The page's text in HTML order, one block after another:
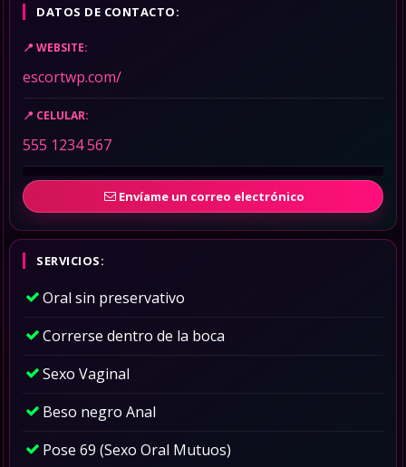
DATOS DE CONTACTO:
WEBSITE:
escortwp.com/
CELULAR:
555 1234 567
Envíame un correo electrónico
SERVICIOS:
Oral sin preservativo
Correrse dentro de la boca
Sexo Vaginal
Beso negro Anal
Pose 69 (Sexo Oral Mutuos)